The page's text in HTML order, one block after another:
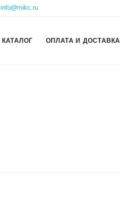
info@mikc.ru
КАТАЛОГ ОПЛАТА И ДОСТАВКА